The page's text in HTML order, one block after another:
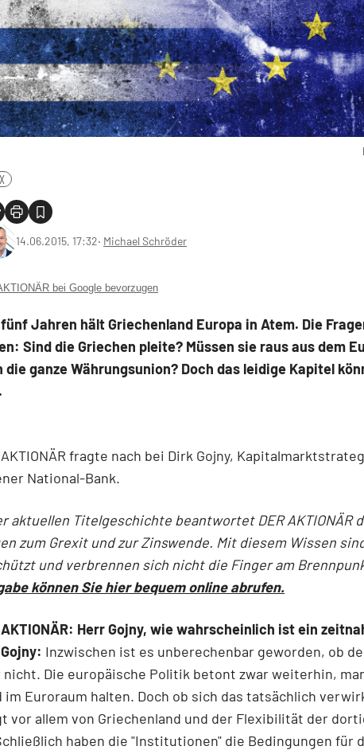
14.06.2015, 17:32‧ Michael Schröder
bei Google bevorzugen
Jahren hält Griechenland Europa in Atem. Die
Sind die Griechen pleite? Müssen sie raus aus dem
die ganze Währungsunion? Doch das leidige Kapitel
AKTIONÄR fragte nach bei Dirk Gojny,
National-Bank.
aktuellen Titelgeschichte beantwortet DER AKTIONÄR
zum Grexit und zur Zinswende. Mit diesem Wissen
und verbrennen sich nicht die Finger am
können Sie hier bequem online abrufen.
AKTIONÄR: Herr Gojny, wie wahrscheinlich ist ein
Inzwischen ist es unberechenbar geworden, ob
nicht. Die europäische Politik betont zwar weiterhin,
im Euroraum halten. Doch ob sich das tatsächlich
vor allem von Griechenland und der Flexibilität der
haben die "Institutionen" die Bedingungen für